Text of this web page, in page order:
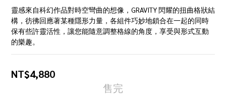
靈感來自科幻作品對時空彎曲的想像，GRAVITY 閃耀的扭曲格狀結
構，彷彿回應著某種隱形力量，各組件巧妙地鎖合在一起的同時
保有些許靈活性，讓您能隨意調整格線的角度，享受與形式互動
的樂趣。
NT$4,880
售完